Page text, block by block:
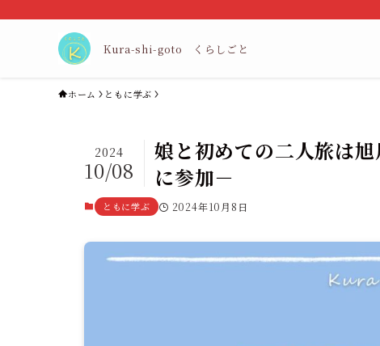
Kura-shi-goto くらしごと
ホーム ともに学ぶ
娘と初めての二人旅は
に参加－
2024
10/08
ともに学ぶ 2024年10月8日